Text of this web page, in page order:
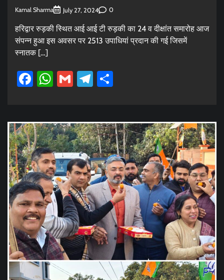
Kamal Sharma July 27, 2024 0
हरिद्वार रुड़की स्थित आई आई टी रुड़की का 24 व दीक्षांत समारोह आज
संपन्न हुआ इस अवसर पर 2513 उपाधियां प्रदान की गई जिसमें
स्नातक […]
Facebook
WhatsApp
GmailTelegram